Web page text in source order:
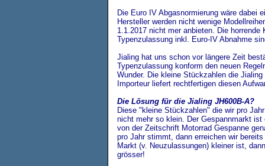
Die Euro IV Abgasnormierung wäre dabei
Hersteller werden nicht wenige
1.1.2017 nicht mer anbieten. Die horrende
Typenzulassung inkl. Euro-IV Abnahme
Jialing hat uns schon vor längere Zeit
Typenzulassung konform den neuen
Wunder. Die kleine Stückzahlen die
Importeur liefert rechtfertigen diesen
Die Lösung für die Jialing JH600B-A?
Diese "kleine Stückzahlen" die wir pro
nicht mehr so klein. Der Gespannmarkt
von der Zeitschrift Motorrad Gespanne
pro Jahr stimmt, dann erreichen wir
Markt (v. Neuzulassungen) kleiner ist,
grösser!